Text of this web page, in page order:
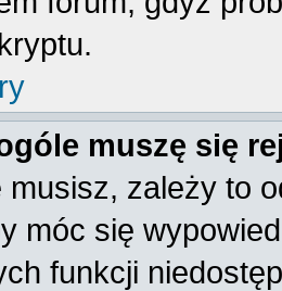
muszę się
musisz, zależy to
móc się
funkcji